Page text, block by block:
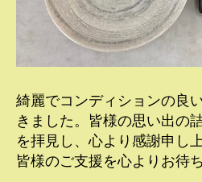
綺麗でコンディションの良
きました。皆様の思い出の
を拝見し、心より感謝申し
皆様のご支援を心よりお待